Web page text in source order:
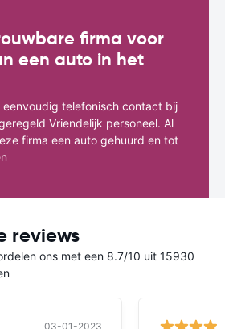
firma voor
een auto in het
telefonisch contact bij
Vriendelijk personeel. Al
firma een auto gehuurd en tot
reviews
ons met een 8.7/10 uit 15930
03-01-2023